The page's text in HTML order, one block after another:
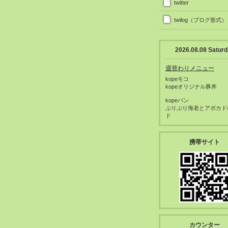
twitter
twilog（ブログ形式）
2026.08.08
週替わりメニュー
kopeモコ
kopeオリジナル豚丼
kopeパン
ぷりぷり海老とアボカド
ド
携帯サイト
カウンター